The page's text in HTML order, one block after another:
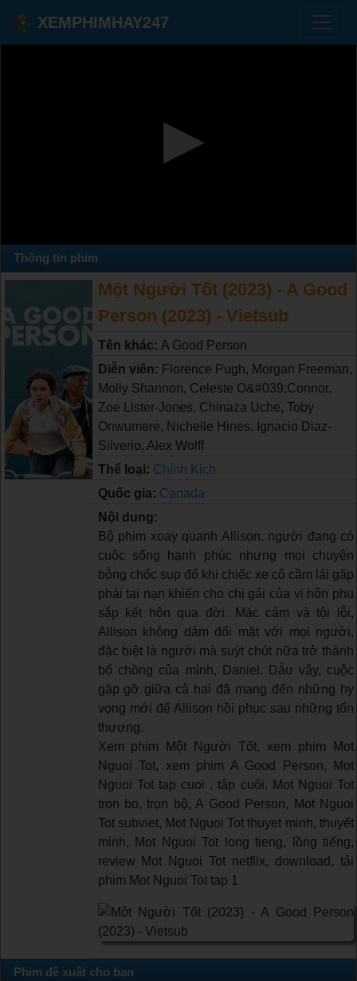
XEMPHIMHAY247
Thông tin phim
Một Người Tốt (2023) - A Good
Person (2023) - Vietsub
Tên khác: A Good Person
Diễn viên: Florence Pugh, Morgan Freeman,
Molly Shannon, Celeste O&#039;Connor,
Zoe Lister-Jones, Chinaza Uche, Toby
Onwumere, Nichelle Hines, Ignacio Diaz-
Silverio, Alex Wolff
Thể loại: Chính Kịch
Quốc gia: Canada
Nội dung:
Bộ phim xoay quanh Allison, người đang có
cuộc sống hạnh phúc nhưng mọi chuyện
bỗng chốc sụp đổ khi chiếc xe cô cầm lái gặp
phải tai nạn khiến cho chị gái của vị hôn phu
sắp kết hôn qua đời. Mặc cảm và tội lỗi,
Allison không dám đối mặt với mọi người,
đặc biệt là người mà suýt chút nữa trở thành
bố chồng của mình, Daniel. Dẫu vậy, cuộc
gặp gỡ giữa cả hai đã mang đến những hy
vọng mới để Allison hồi phục sau những tổn
thương.
Xem phim Một Người Tốt, xem phim Mot
Nguoi Tot, xem phim A Good Person, Mot
Nguoi Tot tap cuoi , tập cuối, Mot Nguoi Tot
tron bo, trọn bộ, A Good Person, Mot Nguoi
Tot subviet, Mot Nguoi Tot thuyet minh, thuyết
minh, Mot Nguoi Tot long tieng, lồng tiếng,
review Mot Nguoi Tot netflix, download, tải
phim Mot Nguoi Tot tap 1
Phim đề xuất cho bạn